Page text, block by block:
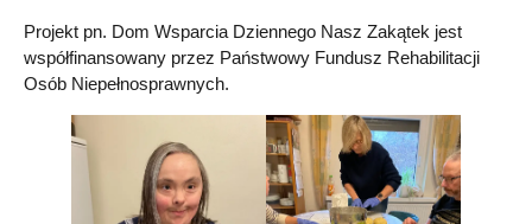
Projekt pn. Dom Wsparcia Dziennego Nasz Zakątek jest
współfinansowany przez Państwowy Fundusz Rehabilitacji
Osób Niepełnosprawnych.